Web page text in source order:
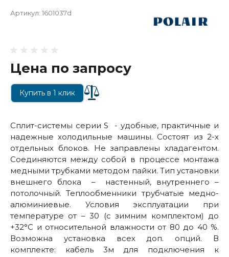
Артикул: 1601037d
Цена по запросу
Купить в 1 клик
Сплит-системы серии S - удобные, практичные и
надежные холодильные машины. Состоят из 2-х
отдельных блоков. Не заправлены хладагентом.
Соединяются между собой в процессе монтажа
медными трубками методом пайки. Тип установки
внешнего блока – настенный, внутреннего –
потолочный. Теплообменники трубчатые медно-
алюминиевые. Условия эксплуатации при
температуре от – 30 (с зимним комплектом) до
+32°С и относительной влажности от 80 до 40 %.
Возможна установка всех доп. опций. В
комплекте: кабель 3м для подключения к